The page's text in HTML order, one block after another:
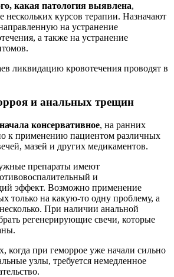
какая патология выявлена,
нескольких курсов терапии. Назначают
на устранение
а также на устранение
ликвидацию кровотечения проводят в
и анальных трещин
консервативное, на ранних
к применению пациентом различных
мазей и других медикаментов.
препараты имеют
и
эффект. Возможно применение
только на какую-то одну проблему, а
При наличии анальной
регенерирующие свечи, которые
когда при геморрое уже начали сильно
узлы, требуется немедленное